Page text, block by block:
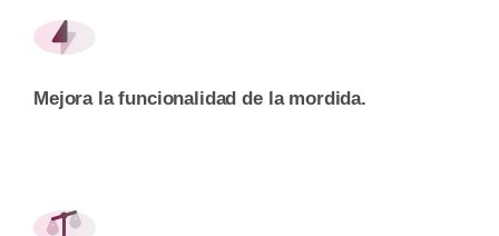
Mejora la funcionalidad de la mordida.